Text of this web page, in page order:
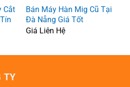
Cắt
Bán Máy Hàn Mig Cũ Tại
Đà Nẵng Giá Tốt
Giá Liên Hệ
TY